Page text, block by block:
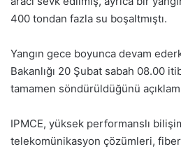
400 tondan fazla su boşaltmıştı.
Yangın gece boyunca devam
Bakanlığı 20 Şubat sabah 08.00
tamamen söndürüldüğünü
IPMCE, yüksek performanslı
telekomünikasyon çözümleri,